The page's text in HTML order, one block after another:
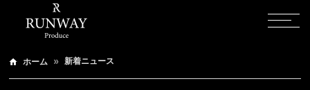
ホーム 新着ニュース